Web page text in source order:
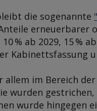
die sogenannte
erneuerbarer
% ab 2029, 15 %
Kabinettsfassung
allem im Bereich
wurden
wurde hingegen